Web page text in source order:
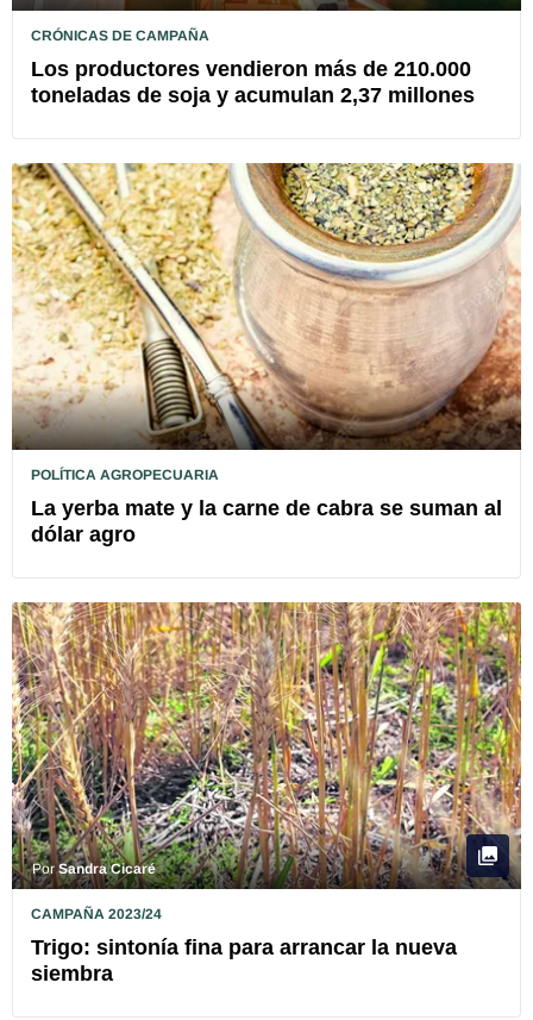
CRÓNICAS DE CAMPAÑA
Los productores vendieron más de 210.000
toneladas de soja y acumulan 2,37 millones
POLÍTICA AGROPECUARIA
La yerba mate y la carne de cabra se suman al
dólar agro
PorSandra Cicaré
CAMPAÑA 2023/24
Trigo: sintonía fina para arrancar la nueva
siembra